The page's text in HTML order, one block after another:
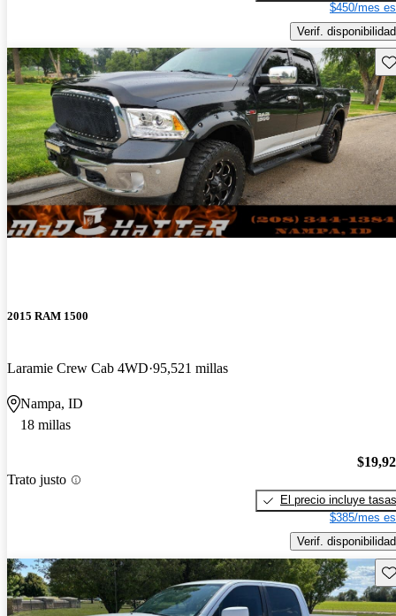
$450/mes
Verif. disponibilidad
2015 RAM 1500
Laramie Crew Cab 4WD 95,521 millas
Nampa, ID
18 millas
Trato justo
El precio incluye tasas
$385/mes
Verif. disponibilidad